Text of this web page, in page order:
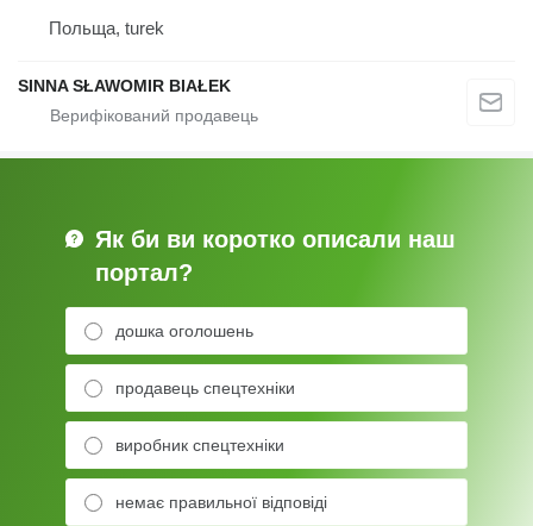
Польща, turek
SINNA SŁAWOMIR BIAŁEK
Як би ви коротко описали наш
портал?
дошка оголошень
продавець спецтехніки
виробник спецтехніки
немає правильної відповіді